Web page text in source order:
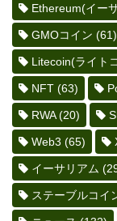
Ethereum(イー
GMOコイン (61)
Litecoin(ライト
NFT (63)
RWA(20)
Web3 (65)
イーサリアム
ステーブルコイ